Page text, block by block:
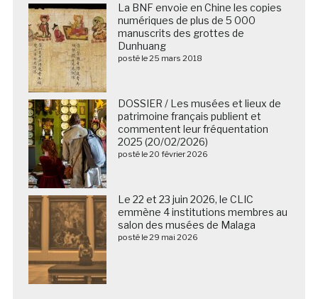
La BNF envoie en Chine les copies
numériques de plus de 5 000
manuscrits des grottes de
Dunhuang
posté le 25 mars 2018
DOSSIER / Les musées et lieux de
patrimoine français publient et
commentent leur fréquentation
2025 (20/02/2026)
posté le 20 février 2026
Le 22 et 23 juin 2026, le CLIC
emmène 4 institutions membres au
salon des musées de Malaga
posté le 29 mai 2026